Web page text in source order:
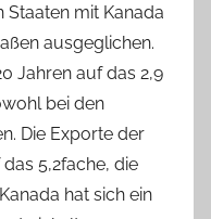
Staaten mit Kanada
ausgeglichen.
Jahren auf das 2,9
bei den
Die Exporte der
5,2fache, die
hat sich ein